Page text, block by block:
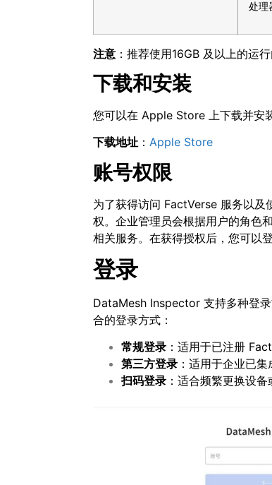
处理
注意 ：推荐使用16GB 及以上的运
下载和安装
您可以在 Apple Store 上下载并安
下载地址 ： Apple Store
账号权限
为了获得访问 FactVerse 服务以
权。企业管理员会根据用户的角色
相关服务。在获得授权后，您可以
登录
DataMesh Inspector 支持多种登
合的登录方式：
常规登录 ：适用于已注册
第三方登录 ：适用于企业已
扫码登录 ：适合频繁更换设